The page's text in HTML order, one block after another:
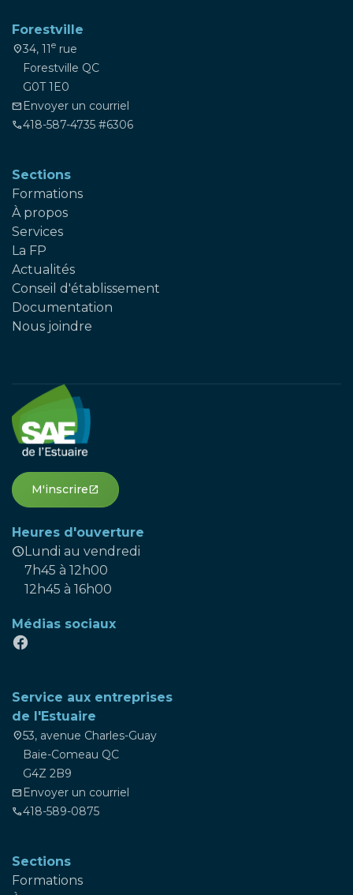
Forestville
location_on34, 11e rue
Forestville QC
G0T 1E0
mail Envoyer un courriel
phone418-587-4735 #6306
Sections
Formations
À propos
Services
La FP
Actualités
Conseil d'établissement
Documentation
Nous joindre
M'inscrireopen_in_new
Heures d'ouverture
scheduleLundi au vendredi
7h45 à 12h00
12h45 à 16h00
Médias sociaux
Service aux entreprises
de l'Estuaire
location_on53, avenue Charles-Guay
Baie-Comeau QC
G4Z 2B9
mail Envoyer un courriel
phone418-589-0875
Sections
Formations